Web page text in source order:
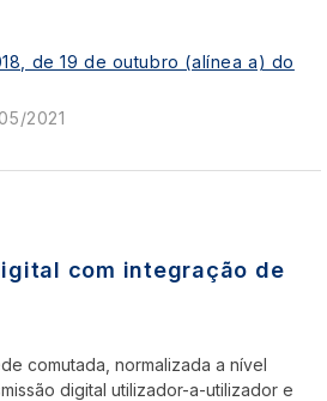
de 19 de outubro (alínea a) do
2021
com integração de
comutada, normalizada a nível
digital utilizador-a-utilizador e